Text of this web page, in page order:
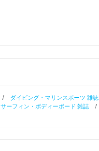
/ ダイビング・マリンスポーツ 雑誌
サーフィン・ボディーボード 雑誌 /